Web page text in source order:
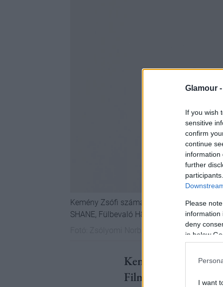
Glamour -
If you wish
sensitive
confirm
continue
information
further
Please
information
deny
in below
I want
Kemény Zsófi számára az írás mint
SHANE, Fülbevaló H&M
Kemény Zsófi
Filmművészeti